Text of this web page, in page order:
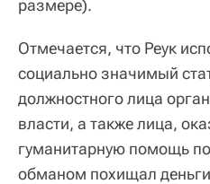
размере).
Отмечается, что Реук
социально значимый
должностного лица
власти, а также лица,
гуманитарную помощь
обманом похищал